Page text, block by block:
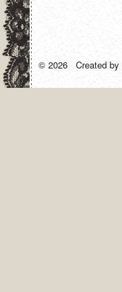
© 2026 Created by